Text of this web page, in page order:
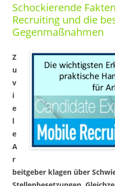
Schockierende
Recruiting und die
Gegenmaßnahmen
Z
u
v
i
e
l
e
A
r
beitgeber klagen über